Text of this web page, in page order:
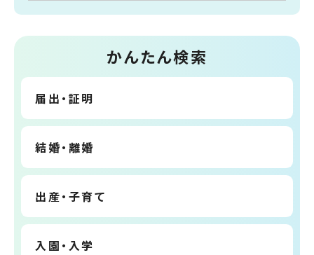
かんたん検索
届出・証明
結婚・離婚
出産・子育て
入園・入学